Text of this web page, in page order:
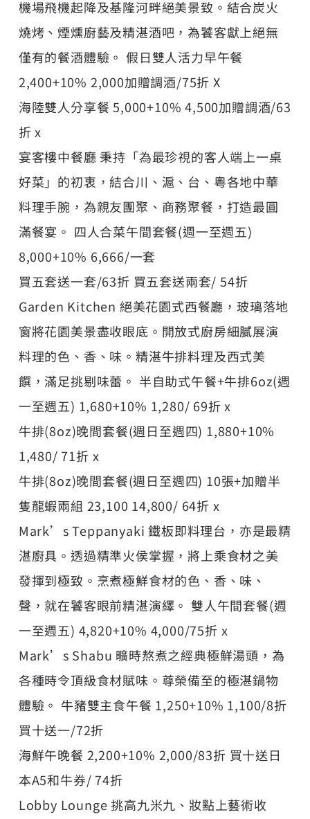
機場飛機起降及基隆河畔絕美景致。結合炭火
燒烤、煙燻廚藝及精湛酒吧，為饕客獻上絕無
僅有的餐酒體驗。 假日雙人活力早午餐
2,400+10% 2,000加贈調酒/75折 X
海陸雙人分享餐 5,000+10% 4,500加贈調酒/63
折 x
宴客樓中餐廳 秉持「為最珍視的客人端上一桌
好菜」的初衷，結合川、滬、台、粵各地中華
料理手腕，為親友團聚、商務聚餐，打造最圓
滿餐宴。 四人合菜午間套餐(週一至週五)
8,000+10% 6,666/一套
買五套送一套/63折 買五套送兩套/ 54折
Garden Kitchen 絕美花園式西餐廳，玻璃落地
窗將花園美景盡收眼底。開放式廚房細膩展演
料理的色、香、味。精湛牛排料理及西式美
饌，滿足挑剔味蕾。 半自助式午餐+牛排6oz(週
一至週五) 1,680+10% 1,280/ 69折 x
牛排(8oz)晚間套餐(週日至週四) 1,880+10%
1,480/ 71折 x
牛排(8oz)晚間套餐(週日至週四) 10張+加贈半
隻龍蝦兩組 23,100 14,800/ 64折 x
Mark’s Teppanyaki 鐵板即料理台，亦是最精
湛廚具。透過精準火侯掌握，將上乘食材之美
發揮到極致。烹煮極鮮食材的色、香、味、
聲，就在饕客眼前精湛演繹。 雙人午間套餐(週
一至週五) 4,820+10% 4,000/75折 x
Mark’s Shabu 曠時熬煮之經典極鮮湯頭，為
各種時令頂級食材賦味。尊榮備至的極湛鍋物
體驗。 牛豬雙主食午餐 1,250+10% 1,100/8折
買十送一/72折
海鮮午晚餐 2,200+10% 2,000/83折 買十送日
本A5和牛券/ 74折
Lobby Lounge 挑高九米九、妝點上藝術收